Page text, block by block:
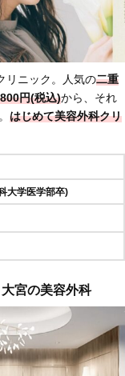
リニック。人気の二重
円(税込)から、それ
はじめて美容外科クリ
大学医学部卒)
宮の美容外科